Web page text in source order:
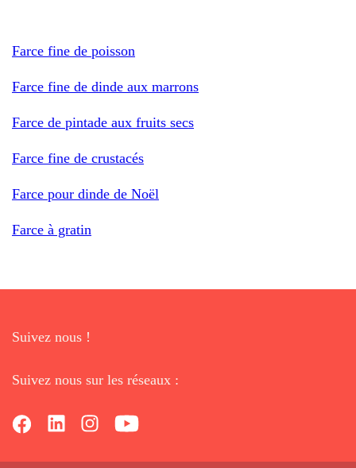
Farce fine de poisson
Farce fine de dinde aux marrons
Farce de pintade aux fruits secs
Farce fine de crustacés
Farce pour dinde de Noël
Farce à gratin
Suivez nous !
Suivez nous sur les réseaux :